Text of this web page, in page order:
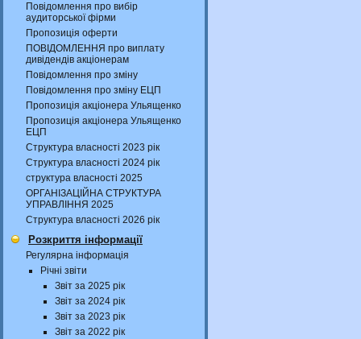
Повідомлення про вибір
аудиторської фірми
Пропозиція оферти
ПОВІДОМЛЕННЯ про виплату
дивідендів акціонерам
Повідомлення про зміну
Повідомлення про зміну ЕЦП
Пропозиція акціонера Ульященко
Пропозиція акціонера Ульященко
ЕЦП
Структура власності 2023 рік
Структура власності 2024 рік
структура власності 2025
ОРГАНІЗАЦІЙНА СТРУКТУРА
УПРАВЛІННЯ 2025
Структура власності 2026 рік
Розкриття інформації
Регулярна інформація
Річні звіти
Звіт за 2025 рік
Звіт за 2024 рік
Звіт за 2023 рік
Звіт за 2022 рік